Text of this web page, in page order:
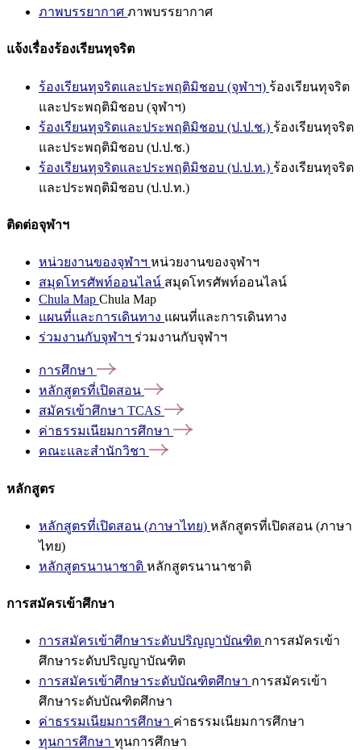
ภาพบรรยากาศ ภาพบรรยากาศ
แจ้งเรื่องร้องเรียนทุจริต
ร้องเรียนทุจริตและประพฤติมิชอบ (จุฬาฯ) ร้องเรียนทุจริต
และประพฤติมิชอบ (จุฬาฯ)
ร้องเรียนทุจริตและประพฤติมิชอบ (ป.ป.ช.) ร้องเรียนทุจริต
และประพฤติมิชอบ (ป.ป.ช.)
ร้องเรียนทุจริตและประพฤติมิชอบ (ป.ป.ท.) ร้องเรียนทุจริต
และประพฤติมิชอบ (ป.ป.ท.)
ติดต่อจุฬาฯ
หน่วยงานของจุฬาฯ หน่วยงานของจุฬาฯ
สมุดโทรศัพท์ออนไลน์ สมุดโทรศัพท์ออนไลน์
Chula Map Chula Map
แผนที่และการเดินทาง แผนที่และการเดินทาง
ร่วมงานกับจุฬาฯ ร่วมงานกับจุฬาฯ
การศึกษา
หลักสูตรที่เปิดสอน
สมัครเข้าศึกษา TCAS
ค่าธรรมเนียมการศึกษา
คณะและสำนักวิชา
หลักสูตร
หลักสูตรที่เปิดสอน (ภาษาไทย) หลักสูตรที่เปิดสอน (ภาษา
ไทย)
หลักสูตรนานาชาติ หลักสูตรนานาชาติ
การสมัครเข้าศึกษา
การสมัครเข้าศึกษาระดับปริญญาบัณฑิต การสมัครเข้า
ศึกษาระดับปริญญาบัณฑิต
การสมัครเข้าศึกษาระดับบัณฑิตศึกษา การสมัครเข้า
ศึกษาระดับบัณฑิตศึกษา
ค่าธรรมเนียมการศึกษา ค่าธรรมเนียมการศึกษา
ทุนการศึกษา ทุนการศึกษา